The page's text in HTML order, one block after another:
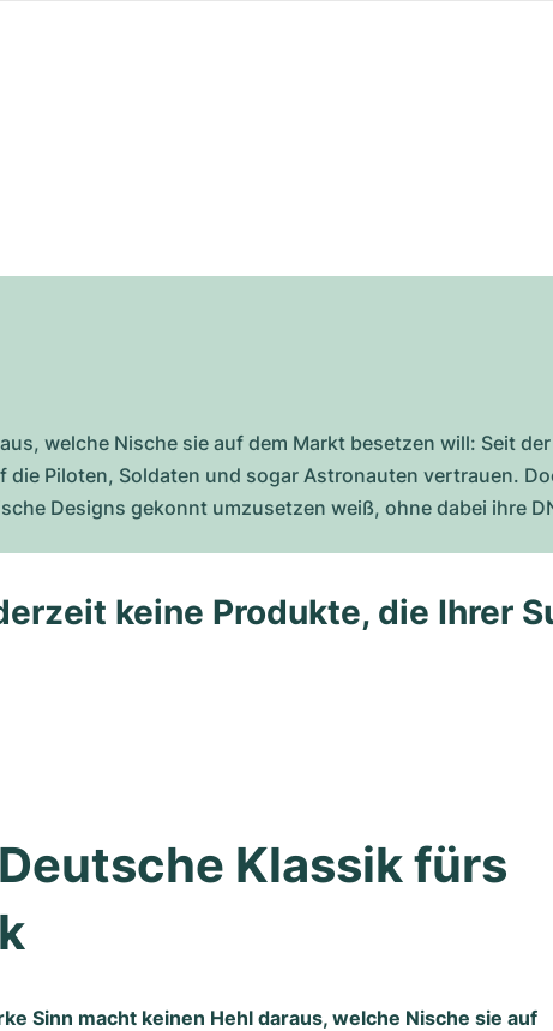
welche Nische sie auf dem Markt besetzen will: Seit
Piloten, Soldaten und sogar Astronauten vertrauen.
Designs gekonnt umzusetzen weiß, ohne dabei ihre
keine Produkte, die Ihrer
Klassik fürs
Sinn macht keinen Hehl daraus, welche Nische sie auf